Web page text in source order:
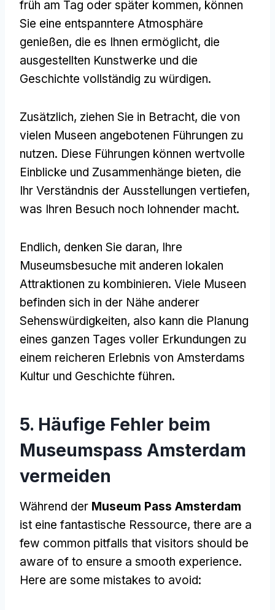
früh am Tag oder später kommen, können
Sie eine entspanntere Atmosphäre
genießen, die es Ihnen ermöglicht, die
ausgestellten Kunstwerke und die
Geschichte vollständig zu würdigen.
Zusätzlich, ziehen Sie in Betracht, die von
vielen Museen angebotenen Führungen zu
nutzen. Diese Führungen können wertvolle
Einblicke und Zusammenhänge bieten, die
Ihr Verständnis der Ausstellungen vertiefen,
was Ihren Besuch noch lohnender macht.
Endlich, denken Sie daran, Ihre
Museumsbesuche mit anderen lokalen
Attraktionen zu kombinieren. Viele Museen
befinden sich in der Nähe anderer
Sehenswürdigkeiten, also kann die Planung
eines ganzen Tages voller Erkundungen zu
einem reicheren Erlebnis von Amsterdams
Kultur und Geschichte führen.
5. Häufige Fehler beim
Museumspass Amsterdam
vermeiden
Während der Museum Pass Amsterdam
ist eine fantastische Ressource, there are a
few common pitfalls that visitors should be
aware of to ensure a smooth experience.
Here are some mistakes to avoid: